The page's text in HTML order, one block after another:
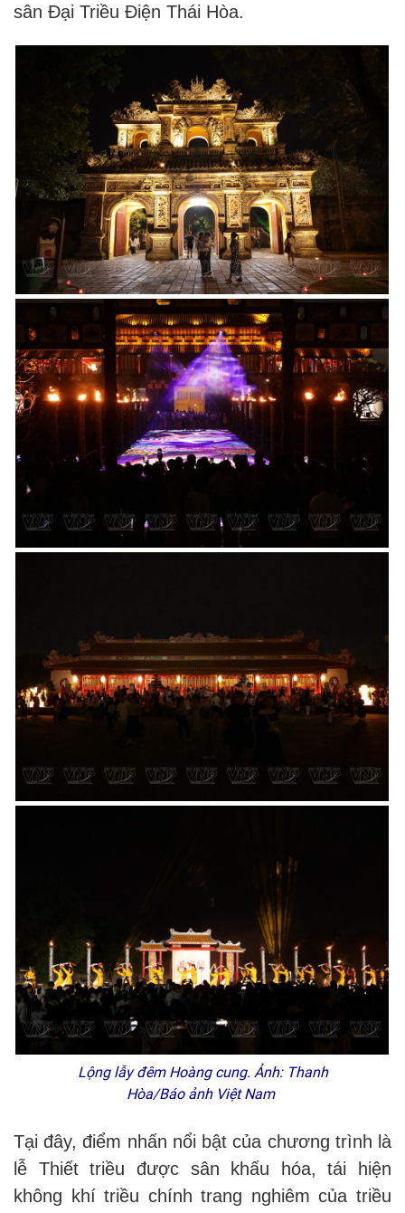
sân Đại Triều Điện Thái Hòa.
Lộng lẫy đêm Hoàng cung. Ảnh: Thanh
Hòa/Báo ảnh Việt Nam
Tại đây, điểm nhấn nổi bật của chương trình là
lễ Thiết triều được sân khấu hóa, tái hiện
không khí triều chính trang nghiêm của triều